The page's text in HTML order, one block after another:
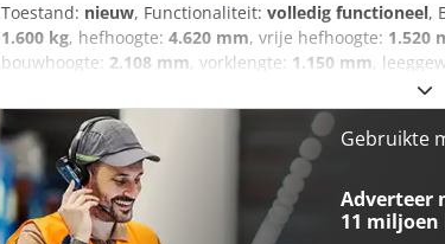
Toestand: nieuw, Functionaliteit: volledig functioneel,
1.600 kg, hefhoogte: 4.620 mm, vrije hefhoogte: 1.520
bouwhoogte: 2.108 mm, vorklengte: 1.150 mm,
,
Masttype: Triplex Staat: Nieuw Technische staat:
voorbanden: 80 - 100% Type achterbanden:
Accuspanning: 24V Batterij Ah: 150Ah Batterijtype:
100% Initiële slag, volledige vrije slag, CE-certificaat,
ionbatterij,
Gebruikte
Adverteer
11 miljoen